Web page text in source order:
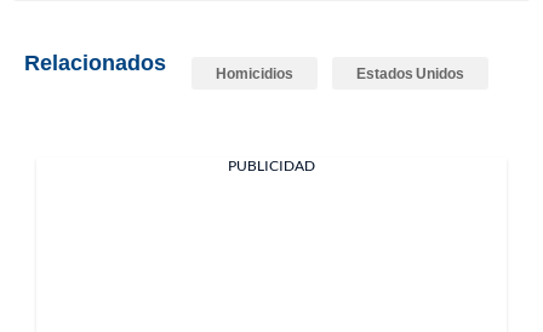
Relacionados Homicidios Estados Unidos
PUBLICIDAD